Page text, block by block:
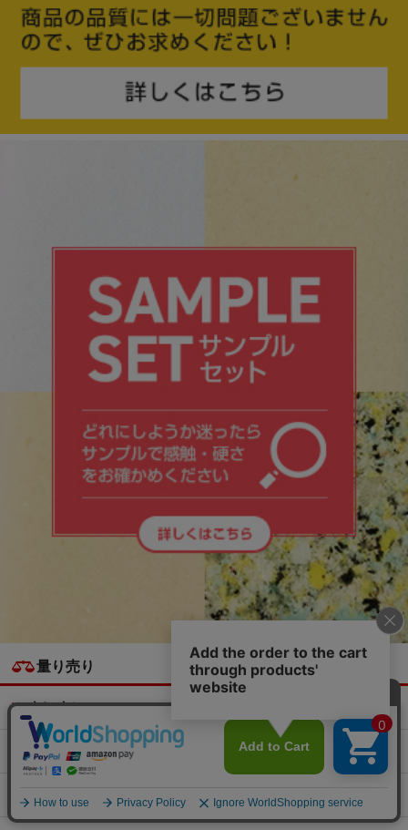
量り売り
ウレタン
チップウレタン
スポンジ1個から購入できます!